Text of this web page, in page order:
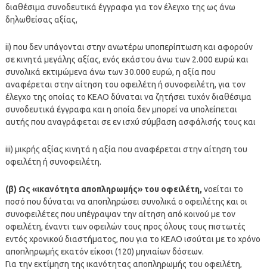
διαθέσιμα συνοδευτικά έγγραφα για τον έλεγχο της ως άνω
δηλωθείσας αξίας,
ii) που δεν υπάγονται στην ανωτέρω υποπερίπτωση και αφορούν
σε κινητά μεγάλης αξίας, ενός εκάστου άνω των 2.000 ευρώ και
συνολικά εκτιμώμενα άνω των 30.000 ευρώ, η αξία που
αναφέρεται στην αίτηση του οφειλέτη ή συνοφειλέτη, για τον
έλεγχο της οποίας το ΚΕΑΟ δύναται να ζητήσει τυχόν διαθέσιμα
συνοδευτικά έγγραφα και η οποία δεν μπορεί να υπολείπεται
αυτής που αναγράφεται σε εν ισχύ σύμβαση ασφάλισής τους και
iii) μικρής αξίας κινητά η αξία που αναφέρεται στην αίτηση του
οφειλέτη ή συνοφειλέτη.
(β) Ως «ικανότητα αποπληρωμής» του οφειλέτη, νοείται το
ποσό που δύναται να αποπληρώσει συνολικά ο οφειλέτης και οι
συνοφειλέτες που υπέγραψαν την αίτηση από κοινού με τον
οφειλέτη, έναντι των οφειλών τους προς όλους τους πιστωτές
εντός χρονικού διαστήματος, που για το ΚΕΑΟ ισούται με το χρόνο
αποπληρωμής εκατόν είκοσι (120) μηνιαίων δόσεων.
Για την εκτίμηση της ικανότητας αποπληρωμής του οφειλέτη,